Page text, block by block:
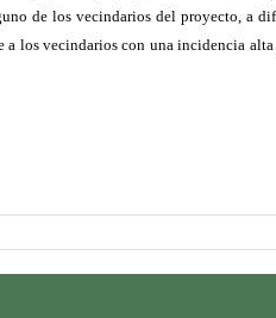
de los vecindarios del proyecto, a
a los vecindarios con una incidencia